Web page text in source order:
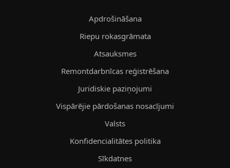
Apdrošināšana
Riepu rokasgrāmata
Atsauksmes
Remontdarbnīcas reģistrēšana
Juridiskie paziņojumi
Vispārējie pārdošanas nosacījumi
Valsts
Konfidencialitātes politika
Sīkdatnes